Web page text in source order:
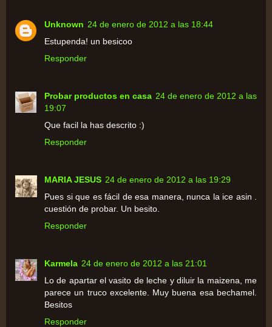
Unknown 24 de enero de 2012 a las 18:44
Estupenda! un besicoo
Responder
Probar productos en casa 24 de enero de 2012 a las
19:07
Que facil la has descrito :)
Responder
MARIA JESUS 24 de enero de 2012 a las 19:29
Pues si que es fácil de esa manera, nunca la ice asin .
cuestión de probar. Un besito.
Responder
Karmela 24 de enero de 2012 a las 21:01
Lo de apartar el vasito de leche y diluir la maizena, me
parece un truco excelente. Muy buena esa bechamel.
Besitos
Responder